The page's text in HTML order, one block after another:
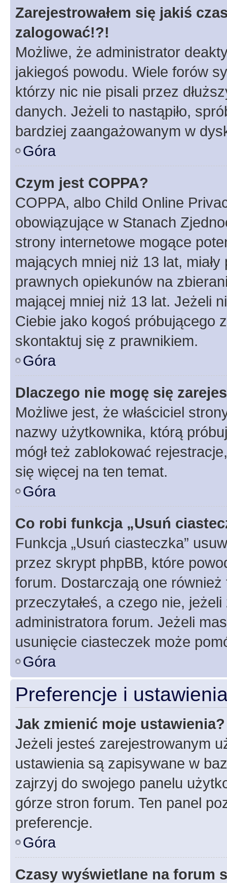
Zarejestrowałem się jakiś
zalogować!?!
Możliwe, że administrator
jakiegoś powodu. Wiele forów
którzy nic nie pisali przez
danych. Jeżeli to nastąpiło,
bardziej zaangażowanym w
Góra
Czym jest COPPA?
COPPA, albo Child Online
obowiązujące w Stanach
strony internetowe mogące
mających mniej niż 13 lat,
prawnych opiekunów na
mającej mniej niż 13 lat. Jeżeli
Ciebie jako kogoś próbującego
skontaktuj się z prawnikiem.
Góra
Dlaczego nie mogę się
Możliwe jest, że właściciel
nazwy użytkownika, którą
mógł też zablokować
się więcej na ten temat.
Góra
Co robi funkcja „Usuń
Funkcja „Usuń ciasteczka”
przez skrypt phpBB, które
forum. Dostarczają one
przeczytałeś, a czego nie,
administratora forum. Jeżeli
usunięcie ciasteczek może
Góra
Preferencje i
Jak zmienić moje ustawienia?
Jeżeli jesteś zarejestrowanym
ustawienia są zapisywane w
zajrzyj do swojego panelu
górze stron forum. Ten panel
preferencje.
Góra
Czasy wyświetlane na forum